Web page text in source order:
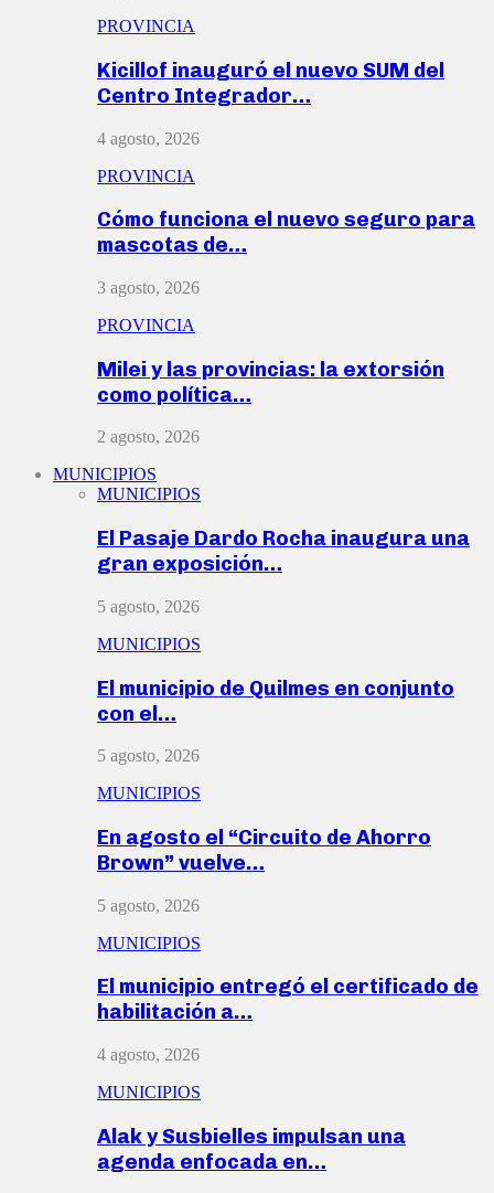
PROVINCIA
Kicillof inauguró el nuevo SUM del
Centro Integrador…
4 agosto, 2026
PROVINCIA
Cómo funciona el nuevo seguro para
mascotas de…
3 agosto, 2026
PROVINCIA
Milei y las provincias: la extorsión
como política…
2 agosto, 2026
MUNICIPIOS
MUNICIPIOS
El Pasaje Dardo Rocha inaugura una
gran exposición…
5 agosto, 2026
MUNICIPIOS
El municipio de Quilmes en conjunto
con el…
5 agosto, 2026
MUNICIPIOS
En agosto el “Circuito de Ahorro
Brown” vuelve…
5 agosto, 2026
MUNICIPIOS
El municipio entregó el certificado de
habilitación a…
4 agosto, 2026
MUNICIPIOS
Alak y Susbielles impulsan una
agenda enfocada en…